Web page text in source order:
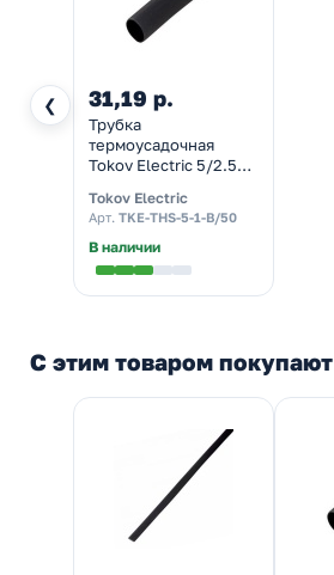
❮ 31,19 р.
Трубка
термоусадочная
Tokov Electric 5/2.5мм
коэффициентом
усадки 2:1 в метровой
нарезке
Tokov Electric
Арт. TKE-THS-5-1-B/50
В наличии
С этим товаром покупают